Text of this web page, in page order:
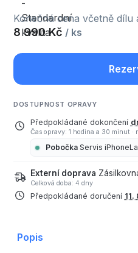
Konečná cena včetně dílu
8 990 Kč / ks
DOSTUPNOST OPRAVY
Předpokládané dokončení
Čas opravy: 1 hodina a 30 minut ·
Pobočka Servis
Externí doprava
Celková doba: 4 dny
Předpokládané doručení 11.
Popis